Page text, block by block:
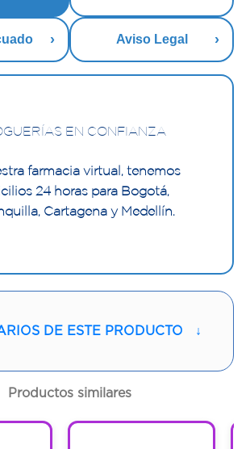
Aviso Legal
EN CONFIANZA
farmacia virtual, tenemos
24 horas para Bogotá,
Cartagena y Medellín.
DE ESTE PRODUCTO ↓
Productos similares